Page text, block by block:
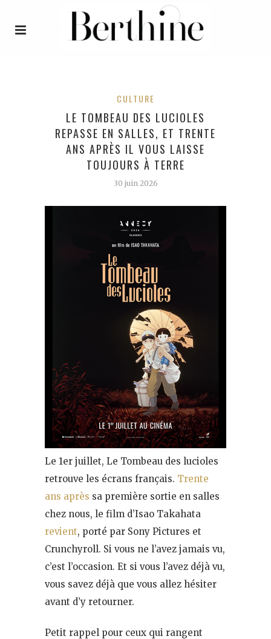
CULTURE
LE TOMBEAU DES LUCIOLES
REPASSE EN SALLES, ET TRENTE
ANS APRÈS IL VOUS LAISSE
TOUJOURS À TERRE
30 juin 2026
Le 1er juillet, Le Tombeau des lucioles
retrouve les écrans français. Trente
ans après sa première sortie en salles
chez nous, le film d’Isao Takahata
revient, porté par Sony Pictures et
Crunchyroll. Si vous ne l’avez jamais vu,
c’est l’occasion. Et si vous l’avez déjà vu,
vous savez déjà que vous allez hésiter
avant d’y retourner.
Petit rappel pour ceux qui rangent